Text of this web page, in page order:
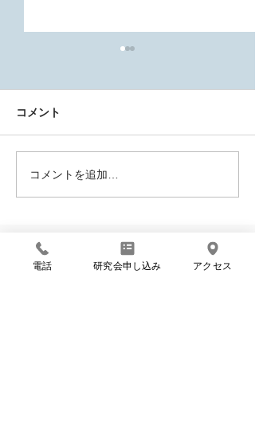
【終了】vol.11 物件探し
の㊙本音トーク
コメント
コメントを追加…
CONTENTS
電話 研究会申し込み アクセス